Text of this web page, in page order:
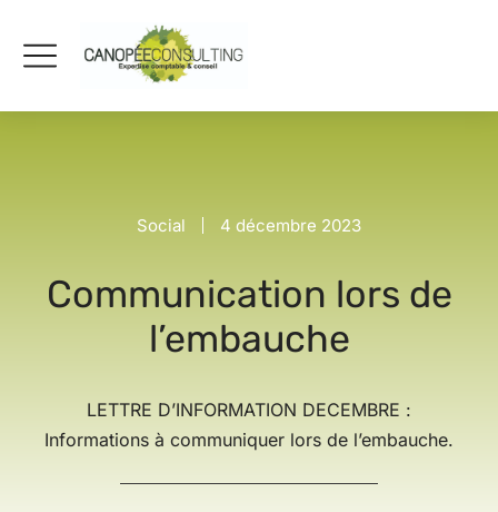
Social 4 décembre 2023
Communication lors de
l’embauche
LETTRE D’INFORMATION DECEMBRE :
Informations à communiquer lors de l’embauche.